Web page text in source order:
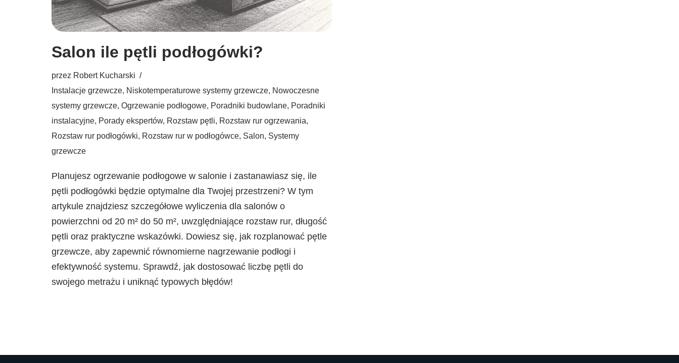
Salon ile pętli podłogówki?
przez Robert Kucharski
Instalacje grzewcze, Niskotemperaturowe systemy grzewcze, Nowoczesne
systemy grzewcze, Ogrzewanie podłogowe, Poradniki budowlane, Poradniki
instalacyjne, Porady ekspertów, Rozstaw pętli, Rozstaw rur ogrzewania,
Rozstaw rur podłogówki, Rozstaw rur w podłogówce, Salon, Systemy
grzewcze
Planujesz ogrzewanie podłogowe w salonie i zastanawiasz się, ile
pętli podłogówki będzie optymalne dla Twojej przestrzeni? W tym
artykule znajdziesz szczegółowe wyliczenia dla salonów o
powierzchni od 20 m² do 50 m², uwzględniające rozstaw rur, długość
pętli oraz praktyczne wskazówki. Dowiesz się, jak rozplanować pętle
grzewcze, aby zapewnić równomierne nagrzewanie podłogi i
efektywność systemu. Sprawdź, jak dostosować liczbę pętli do
swojego metrażu i uniknąć typowych błędów!